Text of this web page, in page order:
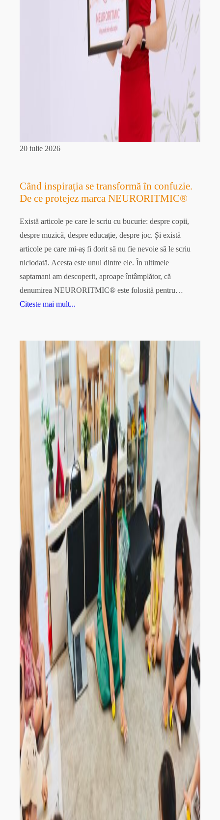
20 iulie 2026
Când inspirația se transformă în confuzie.
De ce protejez marca NEURORITMIC®
Există articole pe care le scriu cu bucurie: despre copii,
despre muzică, despre educație, despre joc. Și există
articole pe care mi-aș fi dorit să nu fie nevoie să le scriu
niciodată. Acesta este unul dintre ele. În ultimele
saptamani am descoperit, aproape întâmplător, că
denumirea NEURORITMIC® este folosită pentru…
Citeste mai mult...